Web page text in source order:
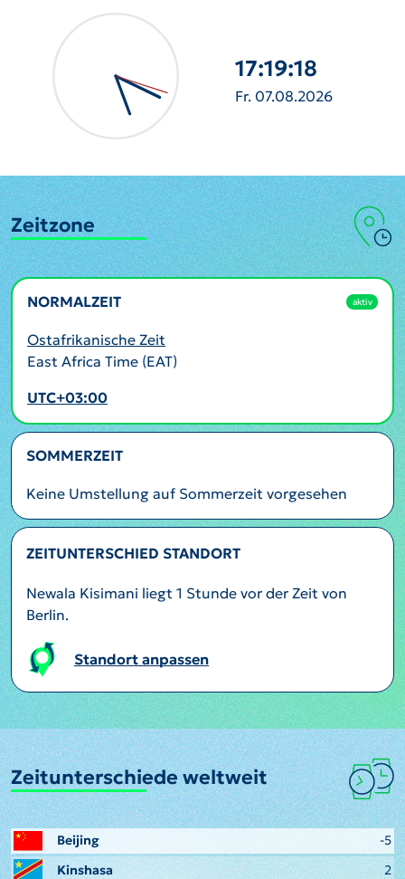
17:19:19
Fr. 07.08.2026
Zeitzone
NORMALZEIT aktiv
Ostafrikanische Zeit
East Africa Time (EAT)
UTC+03:00
SOMMERZEIT
Keine Umstellung auf Sommerzeit vorgesehen
ZEITUNTERSCHIED STANDORT
Newala Kisimani liegt 1 Stunde vor der Zeit von
Berlin.
Standort anpassen
Zeitunterschiede weltweit
Beijing
-5
Kinshasa
2